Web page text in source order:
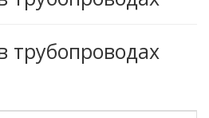
трубопроводах